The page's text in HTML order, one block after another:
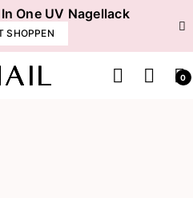
One UV Nagellack
SHOPPEN
0